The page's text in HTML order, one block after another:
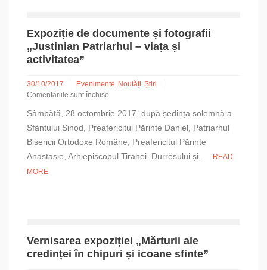
Expoziție de documente și fotografii
„Justinian Patriarhul – viața și
activitatea”
30/10/2017 Evenimente Noutăți Știri
Comentariile sunt închise
Expoziție
de
documente
fotografii
„Justinian
Sâmbătă, 28 octombrie 2017, după ședința solemnă a
Sfântului Sinod, Preafericitul Părinte Daniel, Patriarhul
Bisericii Ortodoxe Române, Preafericitul Părinte
Anastasie, Arhiepiscopul Tiranei, Durrësului și...
READ
MORE
Vernisarea expoziției „Mărturii ale
credinței în chipuri și icoane sfinte”